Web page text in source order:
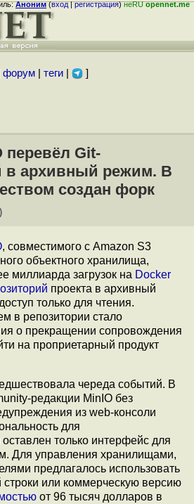
Аноним(вход|регистрация)неRUopennet.me
форум| теги| ]
перевёл Git-
в архивный режим. В
создан форк
, совместимого с Amazon S3
объектного хранилища,
миллиарда загрузок на Docker
проекта в архивный
только для чтения.
в репозитории стало
о прекращении сопровождения
на проприетарный продукт
череда событий. В
редакции MinIO без
из web-консоли
для
только интерфейс для
Для управления хранилищами,
предлагалось использовать
или коммерческую версию
от 96 тысяч долларов в